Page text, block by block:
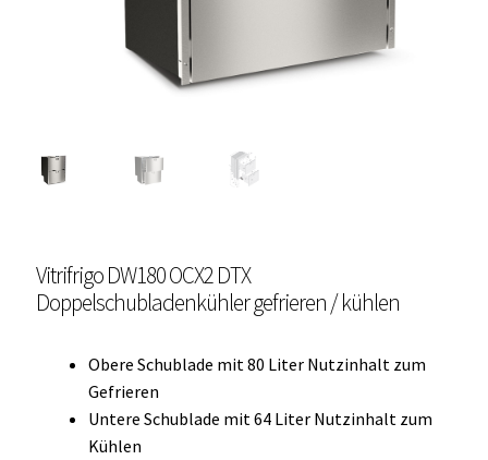
Einbau Kühlmöbel, externer Kompressor, Front:
schwarz, lichtgrau
Kühl- Gefrierkombinationen
Weinkühlschränke
Kühlkassetten
Kühl-/ Gefrierboxen tragbar
Vitrifrigo DW180 OCX2 DTX
Doppelschubladenkühler gefrieren / kühlen
Obere Schublade mit 80 Liter Nutzinhalt zum
Gefrieren
Untere Schublade mit 64 Liter Nutzinhalt zum
Kühlen